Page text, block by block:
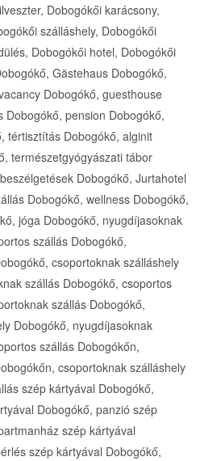
Dobogókői karácsony,
szálláshely, Dobogókői
Dobogókői hotel, Dobogókői
Gästehaus Dobogókő,
Dobogókő, guesthouse
Dobogókő, pension Dobogókő,
tértisztítás Dobogókő, alginit
természetgyógyászati tábor
Dobogókő, Jurtahotel
Dobogókő, wellness Dobogókő,
jóga Dobogókő, nyugdíjasoknak
szállás Dobogókő,
csoportoknak szálláshely
szállás Dobogókő, csoportos
szállás Dobogókő,
Dobogókő, nyugdíjasoknak
szállás Dobogókőn,
csoportoknak szálláshely
szép kártyával Dobogókő,
Dobogókő, panzió szép
szép kártyával
szép kártyával Dobogókő,